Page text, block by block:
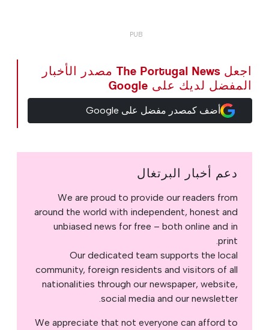
اجعل The Portugal News مصدر الأخبار
المفضل لديك على Google
أضف كمصدر مفضل على Google
دعم أخبار البرتغال
We are proud to provide our readers from
around the world with independent, honest and
unbiased news for free – both online and in
print.
Our dedicated team supports the local
community, foreign residents and visitors of all
nationalities through our newspaper, website,
social media and our newsletter.
We appreciate that not everyone can afford to